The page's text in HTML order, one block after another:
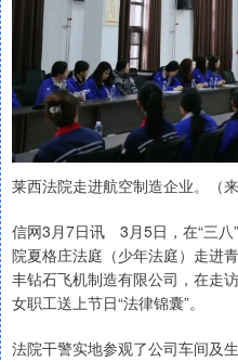
莱西法院走进航空制造企业。（
信网3月7日讯 3月5日，在“三八
院夏格庄法庭（少年法庭）走进
丰钻石飞机制造有限公司，在走
女职工送上节日“法律锦囊”。
法院干警实地参观了公司车间及